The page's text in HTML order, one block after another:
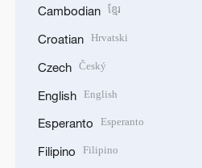
Cambodian ខ្មែរ
Croatian Hrvatski
Czech Český
English English
Esperanto Esperanto
Filipino Filipino